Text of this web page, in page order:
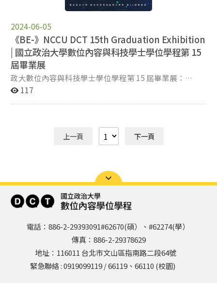
與藝術的未來藍圖，試圖回應在虛實層疊錯置的此刻，我
們如何重新思考速度與時空、權力與身體技術的感官關
係，並帶給您一場不同以往的城市藝術行動。 想在層疊的
維度中重新感知時空的質變、見證科技如何擾動現實邊界
嗎？我們邀請你一同踏入這場意識的疊加態。歡迎蒞臨政
大數位內容畢業展：《疊加 Superposition》！ ▍展覽資
訊 疊加時間 ｜ 2023/05/17（三）至 2023/05/21（日）
2024-06-05
《BE-》NCCU DCT 15th Graduation Exhibition
| 國立政治大學數位內容與科技學士學位學程第 15
屆畢業展
政大數位內容與科技學士學位學程第 15 屆畢業展：
《BE-》 「在尚未定義的語法尾端，留下一道游標；等候
象的互動。這是一段未完待續的編碼，等待你在與作品的
感官交織中，接續屬於自己的字根，共同踏上尋找新感
屬於你的感官狀態嗎？邀請你前來成為最核心的解碼者。
歡迎蒞臨政大數位內容第 15 屆畢業展：《BE-》！ ▍展
覽資訊 啟發時間 ｜ 2024/05/07（二）至
2024/05/12（日）｜ 平日 11:00 - 18:00 / 假日 10:00 -
免費入場。無需預約報名，歡迎自由參觀。
117
上一頁 下一頁
電話：886-2-29393091#62670(碩）、#62274(學）
傳真：886-2-29378629
地址：116011 台北市文山區指南路二段64號
緊急聯絡 : 0919099119 / 66119、66110 (校園)